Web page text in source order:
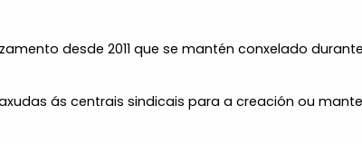
desde 2011 que se mantén conxelado
ás centrais sindicais para a creación ou